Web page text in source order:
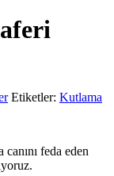
Etiketler: Kutlama
feda eden